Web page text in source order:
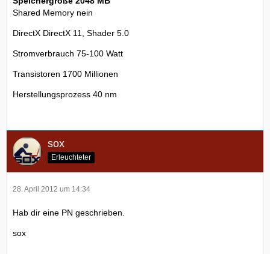
Shared Memory nein
DirectX DirectX 11, Shader 5.0
Stromverbrauch 75-100 Watt
Transistoren 1700 Millionen
Herstellungsprozess 40 nm
sox
Erleuchteter
28. April 2012 um 14:34
Hab dir eine PN geschrieben.
sox